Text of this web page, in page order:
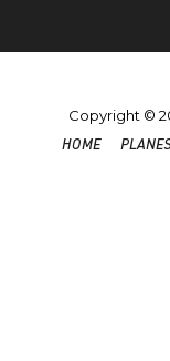
Copyright ©
HOME